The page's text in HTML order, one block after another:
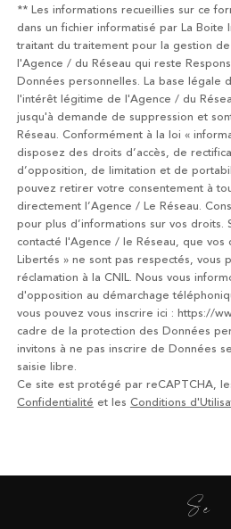
** Les informations recueillies sur ce
dans un fichier informatisé par La Boite
traitant du traitement pour la gestion
l'Agence / du Réseau qui reste
Données personnelles. La base légale
l'intérêt légitime de l'Agence / du
jusqu'à demande de suppression et
Réseau. Conformément à la loi «
disposez des droits d’accès, de
d’opposition, de limitation et de
pouvez retirer votre consentement à
directement l’Agence / Le Réseau.
pour plus d’informations sur vos droits.
contacté l'Agence / le Réseau, que
Libertés » ne sont pas respectés, vous
réclamation à la CNIL. Nous vous
d'opposition au démarchage
vous pouvez vous inscrire ici : https://
cadre de la protection des Données
invitons à ne pas inscrire de Données
saisie libre.
Ce site est protégé par reCAPTCHA,
Confidentialitéet les Conditions
Se